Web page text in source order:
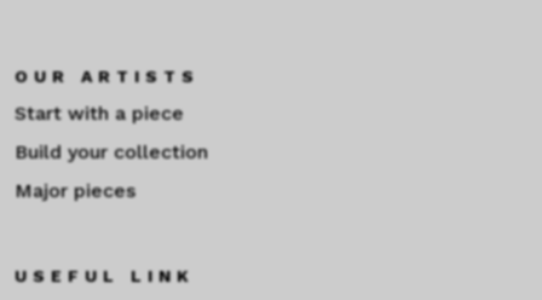
OUR ARTISTS
Start with a piece
Build your collection
Major pieces
USEFUL LINK